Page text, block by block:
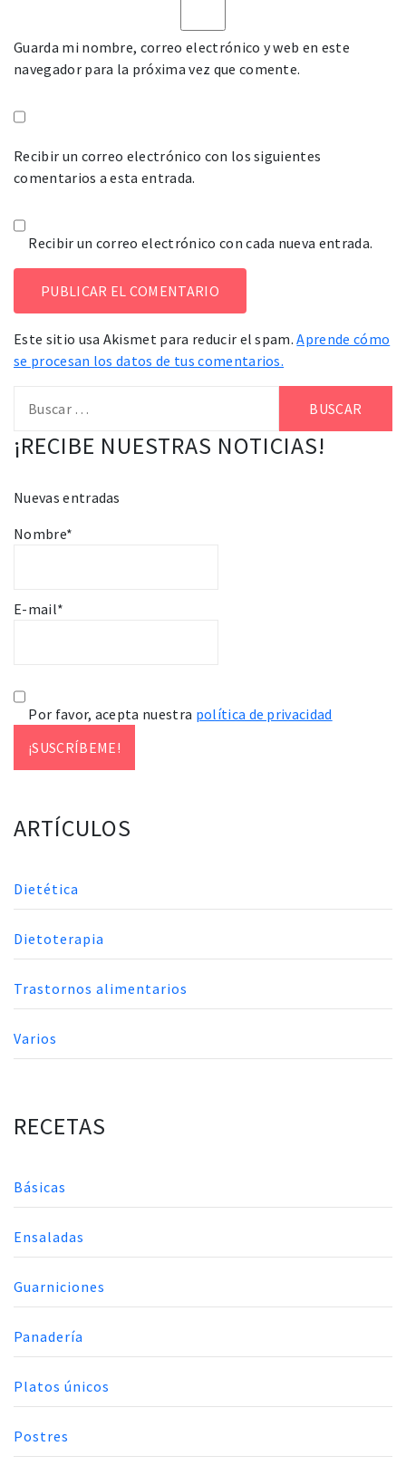
Guarda mi nombre, correo electrónico y web en este
navegador para la próxima vez que comente.
Recibir un correo electrónico con los siguientes
comentarios a esta entrada.
Recibir un correo electrónico con cada nueva entrada.
Este sitio usa Akismet para reducir el spam.Aprende cómo
se procesan los datos de tus comentarios.
¡RECIBE NUESTRAS NOTICIAS!
Nuevas entradas
Nombre*
E-mail*
Por favor, acepta nuestra política de privacidad
ARTÍCULOS
Dietética
Dietoterapia
Trastornos alimentarios
Varios
RECETAS
Básicas
Ensaladas
Guarniciones
Panadería
Platos únicos
Postres